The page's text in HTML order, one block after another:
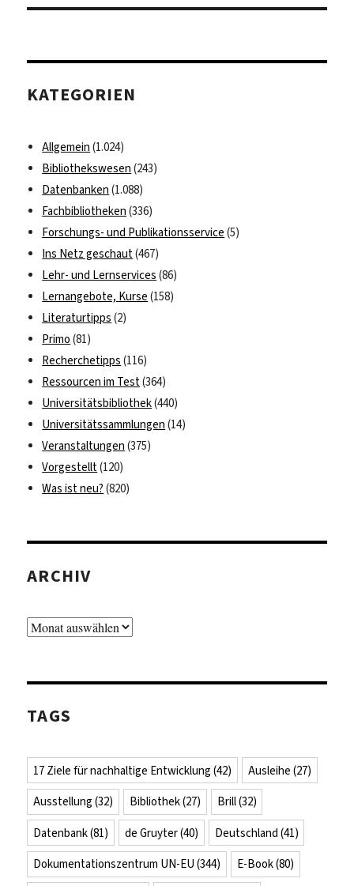
KATEGORIEN
Allgemein (1.024)
Bibliothekswesen (243)
Datenbanken (1.088)
Fachbibliotheken (336)
Forschungs- und Publikationsservice (5)
Ins Netz geschaut(467)
Lehr- und Lernservices (86)
Lernangebote, Kurse (158)
Literaturtipps (2)
Primo (81)
Recherchetipps (116)
Ressourcen im Test(364)
Universitätsbibliothek(440)
Universitätssammlungen (14)
Veranstaltungen (375)
Vorgestellt(120)
Was ist neu? (820)
ARCHIV
Archiv
TAGS
17 Ziele für nachhaltige Entwicklung (42) Ausleihe (27)
Ausstellung (32) Bibliothek(27) Brill(32)
Datenbank(81) de Gruyter(40) Deutschland (41)
Dokumentationszentrum UN-EU (344) E-Book(80)